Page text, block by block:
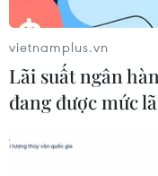
Các nhà lãnh
trình phi carbon
mục tiêu đạt
năm 2050.
Tuyên bố nhấn
mà các nước
vietnamplus.vn
Lãi suất ngân
đang được mức